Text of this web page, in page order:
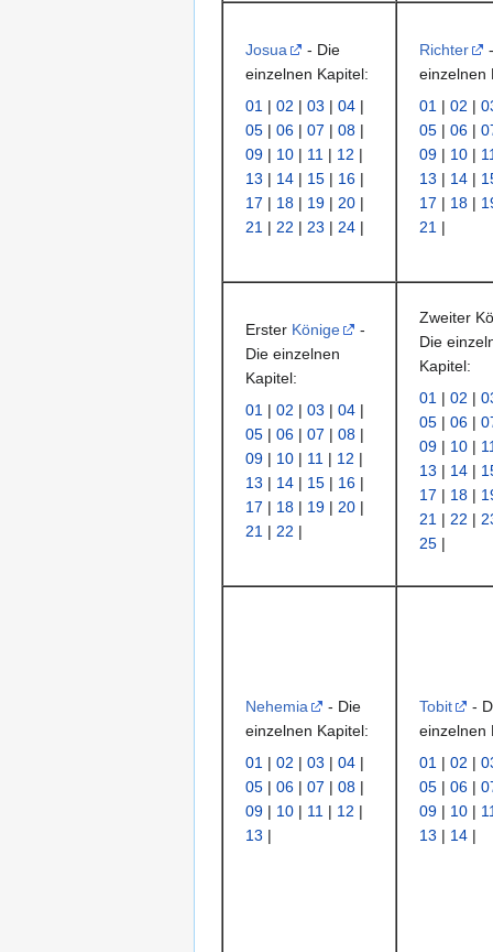
Josua
- Die
einzelnen Kapitel:
01 | 02 | 03 | 04 |
05 | 06 | 07 | 08 |
09 | 10 | 11 | 12 |
13 | 14 | 15 | 16 |
17 | 18 | 19 | 20 |
21 | 22 | 23 | 24 |
Richter
einzelnen
01 | 02 |
05 | 06 |
09 | 10 |
13 | 14 |
17 | 18 |
21 |
Erster Könige
-
Die einzelnen
Kapitel:
01 | 02 | 03 | 04 |
05 | 06 | 07 | 08 |
09 | 10 | 11 | 12 |
13 | 14 | 15 | 16 |
17 | 18 | 19 | 20 |
21 | 22 |
Zweiter
Die
Kapitel:
01 | 02 |
05 | 06 |
09 | 10 |
13 | 14 |
17 | 18 |
21 | 22 |
25 |
Nehemia
- Die
einzelnen Kapitel:
01 | 02 | 03 | 04 |
05 | 06 | 07 | 08 |
09 | 10 | 11 | 12 |
13 |
Tobit
-
einzelnen
01 | 02 |
05 | 06 |
09 | 10 |
13 | 14 |